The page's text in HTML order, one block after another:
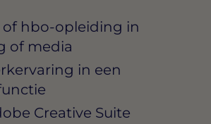
hbo-opleiding in
of media
in een
Creative Suite